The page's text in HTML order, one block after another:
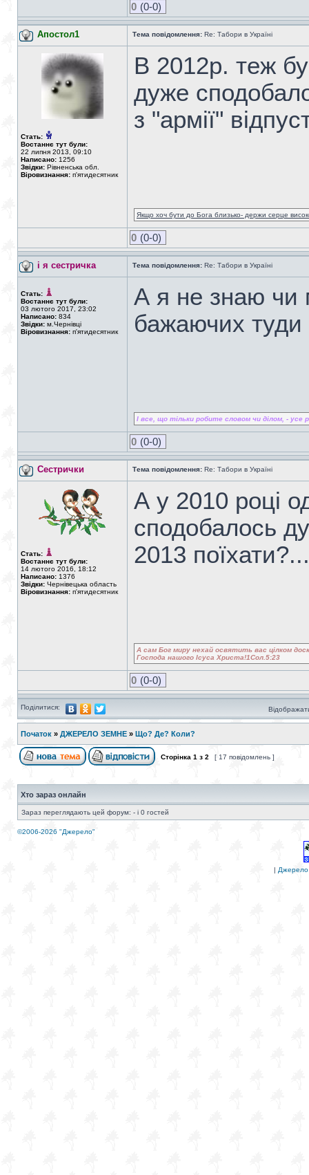
0 (0-0)
Апостол1 Тема повідомлення: Re: Табори в Україні
Стать:
Востаннє тут були:
22 липня 2013, 09:10
Написано: 1256
Звідки: Рівненська обл.
Віровизнання: п'ятидесятник
В 2012р. теж
дуже
з "армії"
Якщо хоч бути до Бога близько- держи серце
0 (0-0)
і я сестричка Тема повідомлення: Re: Табори в Україні
Стать:
Востаннє тут були:
03 лютого 2017, 23:02
Написано: 834
Звідки: м.Чернівці
Віровизнання: п'ятидесятник
А я не знаю чи
бажаючих туди
І все, що тільки робите словом чи ділом, - усе
0 (0-0)
Сестрички Тема повідомлення: Re: Табори в Україні
Стать:
Востаннє тут були:
14 лютого 2016, 18:12
Написано: 1376
Звідки: Чернівецька область
Віровизнання: п'ятидесятник
А у 2010 році
сподобалось
2013
А сам Бог миру нехай освятить вас цілком
Господа нашого Ісуса Христа!1Сол.5:23
0 (0-0)
Поділитися:
Початок » ДЖЕРЕЛО ЗЕМНЕ » Що? Де? Коли?
Сторінка 1 з 2 [ 17 повідомлень ]
Хто зараз онлайн
Зараз переглядають цей форум: - і 0 гостей
©2006-2026 "Джерело"
| Джерело